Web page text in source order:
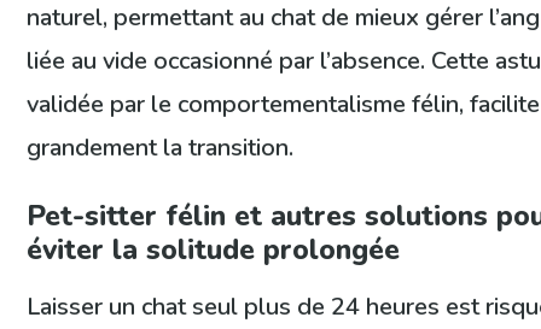
naturel, permettant au chat de mieux gérer
liée au vide occasionné par l’absence. Cette
validée par le comportementalisme félin, facilite
grandement la transition.
Pet-sitter félin et autres solutions
éviter la solitude prolongée
Laisser un chat seul plus de 24 heures est